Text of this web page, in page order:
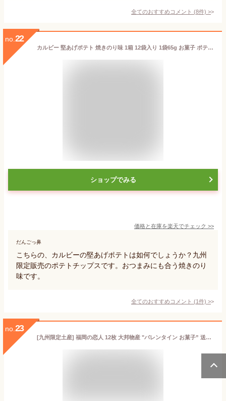
全てのおすすめコメント (8件) >
no. 22
カルビー 堅あげポテト 焼きのり味 1箱 12袋入り 1袋65g お菓子 ポテトチップス イベント パーティー
ショップでみる
価格と在庫を楽天でチェック >>
だんごっ鼻
こちらの、カルビーの堅あげポテトは如何でしょうか？九州
限定販売のポテトチップスです。おつまみにも合う焼きのり
味です。
全てのおすすめコメント (1件) >
no. 23
[九州限定土産] 福岡の恋人 12枚 大邦物産 "バレンタイン お菓子” 送料無料 お買い物マラソン 買い回り